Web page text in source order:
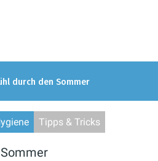
durch den Sommer
Tipps & Tricks